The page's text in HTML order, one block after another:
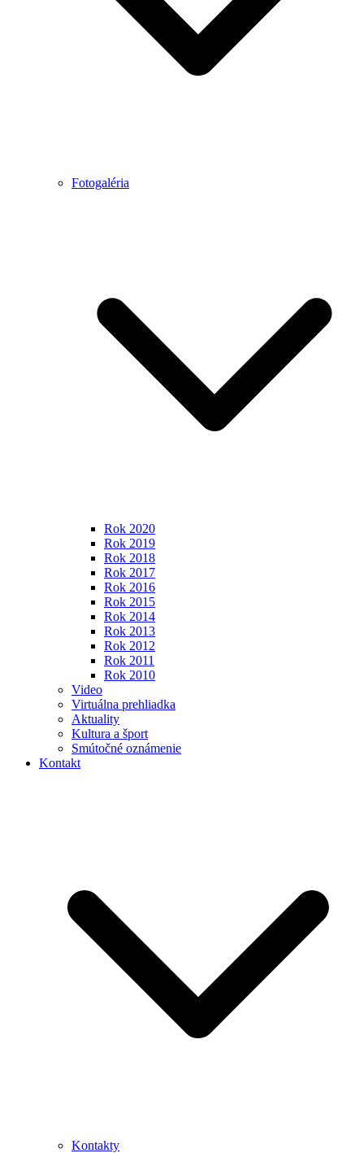
Fotogaléria
Rok 2020
Rok 2019
Rok 2018
Rok 2017
Rok 2016
Rok 2015
Rok 2014
Rok 2013
Rok 2012
Rok 2011
Rok 2010
Video
Virtuálna prehliadka
Aktuality
Kultura a šport
Smútočné oznámenie
Kontakt
Kontakty